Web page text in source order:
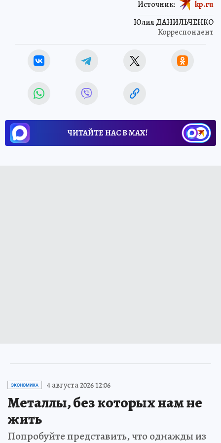
Юлия ДАНИЛЬЧЕНКО
Корреспондент
Источник: kp.ru
ЧИТАЙТЕ НАС В МАХ!
ЭКОНОМИКА 4 августа 2026 12:06
Металлы, без которых нам не
жить
Попробуйте представить, что однажды из